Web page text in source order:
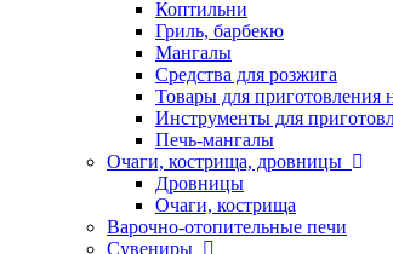
Коптильни
Гриль, барбекю
Мангалы
Средства для розжига
Товары для приготовления
Инструменты для
Печь-мангалы
Очаги, кострища, дровницы
Дровницы
Очаги, кострища
Варочно-отопительные печи
Сувениры